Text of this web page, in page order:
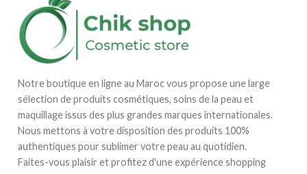
Notre boutique en ligne au Maroc vous propose une large
sélection de produits cosmétiques, soins de la peau et
maquillage issus des plus grandes marques internationales.
Nous mettons à votre disposition des produits 100%
authentiques pour sublimer votre peau au quotidien.
Faites-vous plaisir et profitez d'une expérience shopping